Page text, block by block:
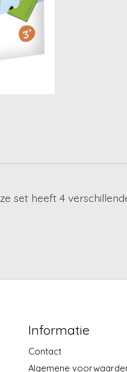
set heeft 4
Informatie
Contact
Algemene